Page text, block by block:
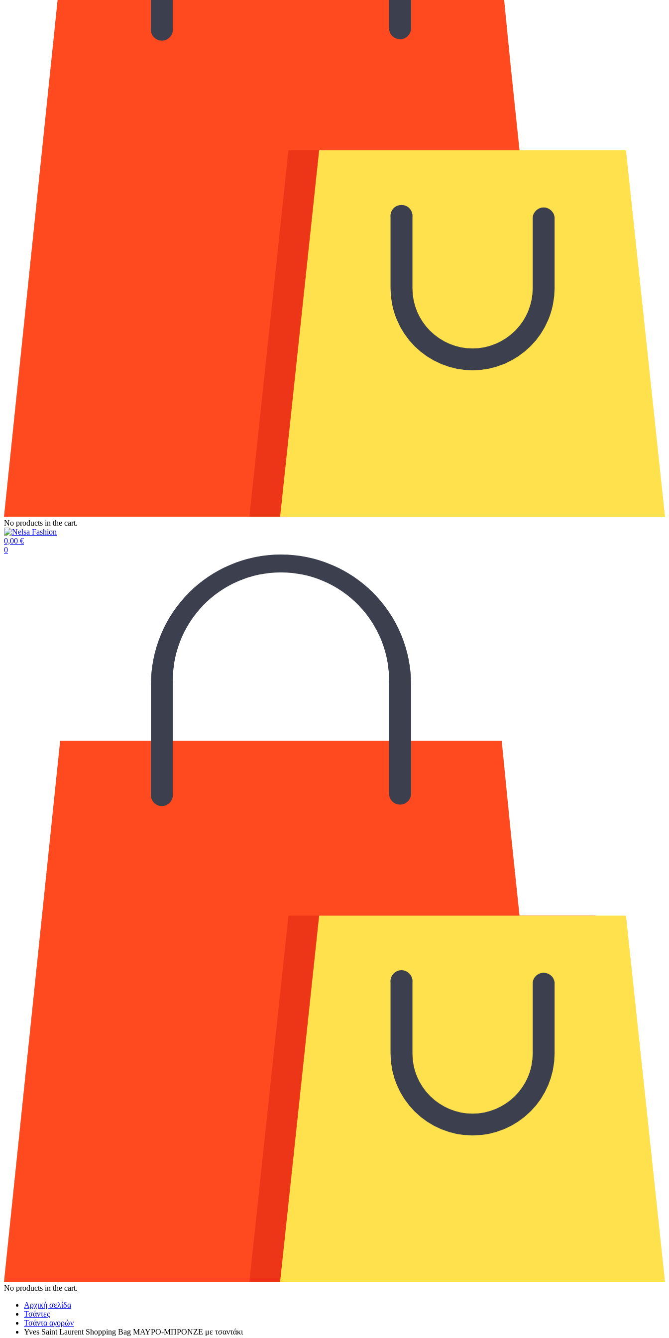
No products in the cart.
0,00 €
0
No products in the cart.
Αρχική σελίδα
Τσάντες
Τσάντα αγορών
Yves Saint Laurent Shopping Bag ΜΑΥΡΟ-ΜΠΡΟΝΖΕ με τσαντάκι